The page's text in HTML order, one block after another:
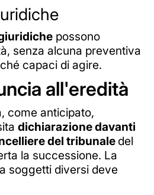
possono
senza alcuna preventiva
capaci di agire.
all'eredità
come anticipato,
dichiarazione davanti
del tribunale del
la successione. La
soggetti diversi deve